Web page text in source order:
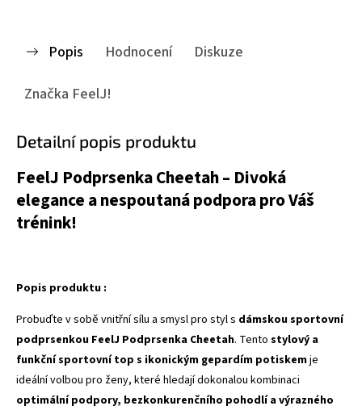
Popis Hodnocení
Diskuze
Značka FeelJ!
Detailní popis produktu
FeelJ Podprsenka Cheetah – Divoká
elegance a nespoutaná podpora pro Váš
trénink!
Popis produktu :
Probuďte v sobě vnitřní sílu a smysl pro styl s dámskou sportovní
podprsenkou FeelJ Podprsenka Cheetah. Tento stylový a
funkční sportovní top s ikonickým gepardím potiskemje
ideální volbou pro ženy, které hledají dokonalou kombinaci
optimální podpory, bezkonkurenčního pohodlí a výrazného